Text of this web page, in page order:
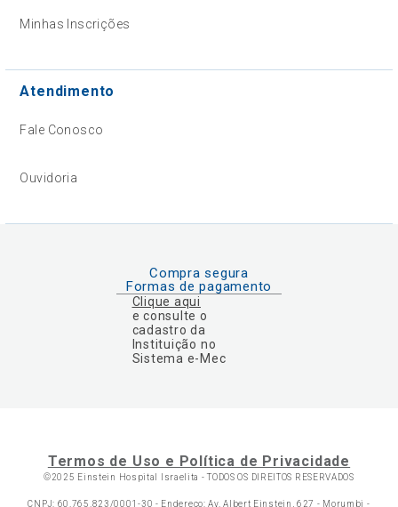
Minhas Inscrições
Atendimento
Fale Conosco
Ouvidoria
Compra segura
Formas de pagamento
Clique aqui
e consulte o
cadastro da
Instituição no
Sistema e-Mec
Termos de Uso e Política de Privacidade
©2025 Einstein Hospital Israelita -TODOS OS DIREITOS RESERVADOS
CNPJ: 60.765.823/0001-30 - Endereço: Av. Albert Einstein, 627 - Morumbi -